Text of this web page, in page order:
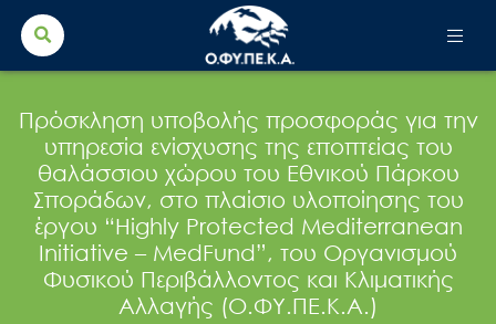
Search
for:
Πρόσκληση υποβολής προσφοράς για την
υπηρεσία ενίσχυσης της εποπτείας του
θαλάσσιου χώρου του Εθνικού Πάρκου
Σποράδων, στο πλαίσιο υλοποίησης του
έργου “Highly Protected Mediterranean
Initiative – MedFund”, του Οργανισμού
Φυσικού Περιβάλλοντος και Κλιματικής
Αλλαγής (Ο.ΦΥ.ΠΕ.Κ.Α.)